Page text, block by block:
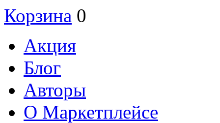
Корзина 0
Акция
Блог
Авторы
О Маркетплейсе